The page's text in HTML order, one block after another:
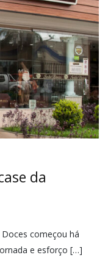
da
começou há
e esforço […]